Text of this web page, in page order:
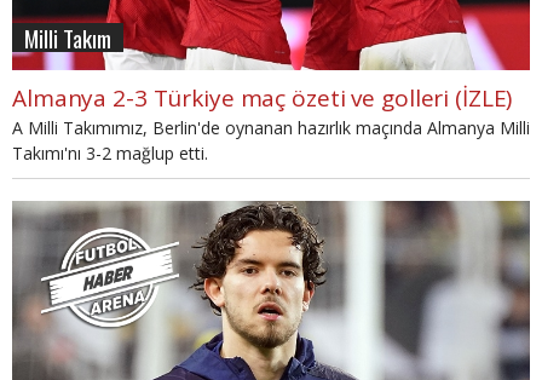
Milli Takım
Almanya 2-3 Türkiye maç özeti ve golleri (İZLE)
A Milli Takımımız, Berlin'de oynanan hazırlık maçında Almanya Milli
Takımı'nı 3-2 mağlup etti.